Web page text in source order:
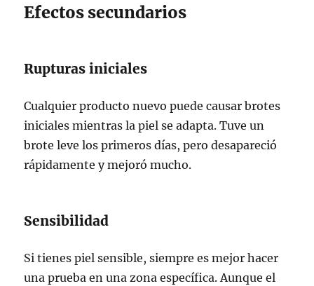
Efectos secundarios
Rupturas iniciales
Cualquier producto nuevo puede causar brotes
iniciales mientras la piel se adapta. Tuve un
brote leve los primeros días, pero desapareció
rápidamente y mejoró mucho.
Sensibilidad
Si tienes piel sensible, siempre es mejor hacer
una prueba en una zona específica. Aunque el